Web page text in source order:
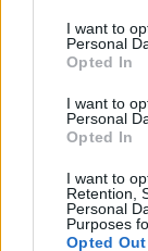
I want to
Personal
Opted In
I want to
Personal
Opted In
I want to
Retention,
Personal
Purposes
Opted Out
Οι Ηνωμένες
τους έχουν
της Μόσχας,
όπλα και
Ο